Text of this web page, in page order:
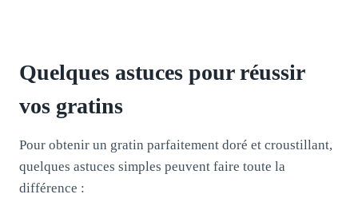
Quelques astuces pour réussir
vos gratins
Pour obtenir un gratin parfaitement doré et croustillant,
quelques astuces simples peuvent faire toute la
différence :